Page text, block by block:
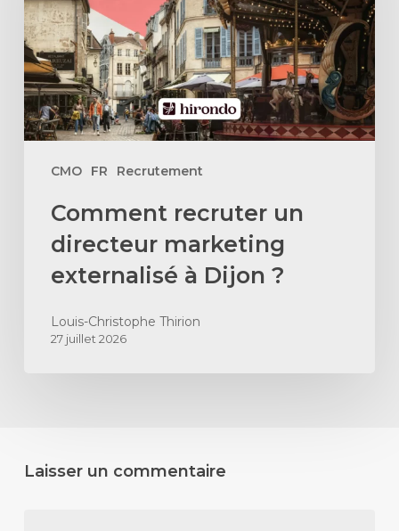
CMO FR Recrutement
marketing
externalisé
à
Dijon
?
Comment recruter un
directeur marketing
externalisé à Dijon ?
Louis-Christophe Thirion
27 juillet 2026
Laisser un commentaire